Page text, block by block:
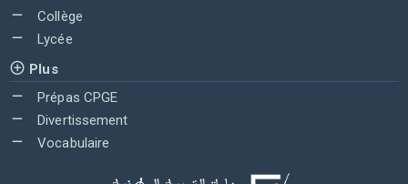
Collège
Lycée
Plus
Prépas CPGE
Divertissement
Vocabulaire